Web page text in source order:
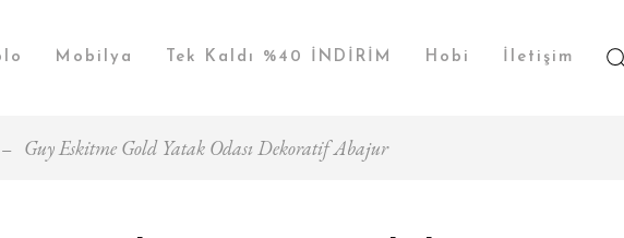
Mobilya Tek Kaldı %40 İNDİRİM Hobi İletişim
Guy Eskitme Gold Yatak Odası Dekoratif Abajur